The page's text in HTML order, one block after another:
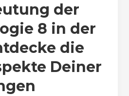
der
8 in der
die
Deiner